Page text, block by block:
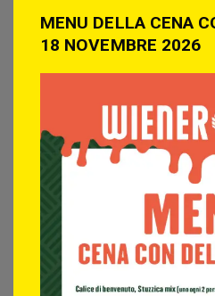
MENU DELLA CENA
18 NOVEMBRE 2026